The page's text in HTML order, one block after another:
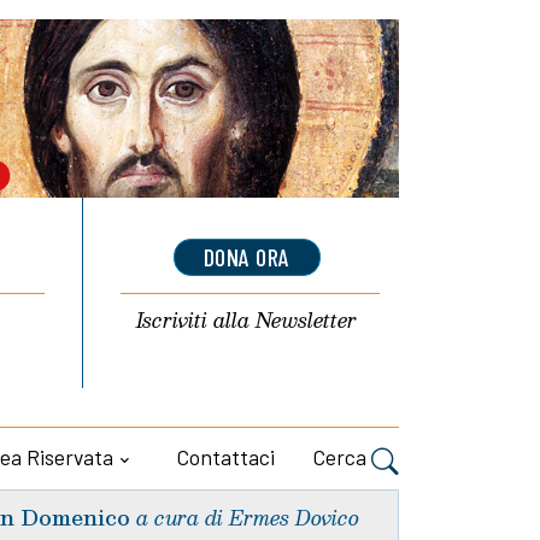
DONA ORA
Iscriviti allaNewsletter
Riservata Contattaci Cerca
Domenico a cura di Ermes Dovico